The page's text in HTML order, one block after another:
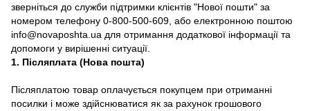
зверніться до служби підтримки клієнтів "Нової пошти" за
номером телефону 0-800-500-609, або електронною поштою
info@novaposhta.ua для отримання додаткової інформації та
допомоги у вирішенні ситуації.
1. Післяплата (Нова пошта)
Післяплатою товар оплачується покупцем при отриманні
посилки і може здійснюватися як за рахунок грошового